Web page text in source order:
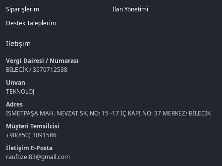
Siparişlerim
İlan Yönetimi
Destek Taleplerim
İletişim
Vergi Dairesi / Numarası
BİLECİK / 3570712538
Unvan
TEKNOLOJ
Adres
İSMETPAŞA MAH. NEVZAT SK. NO: 15 -17 İÇ KAPI NO: 37 MERKEZ/ BİLECİK
Müşteri Temsilcisi
+90(850) 3091586
İletişim E-Posta
raufozel83@gmail.com